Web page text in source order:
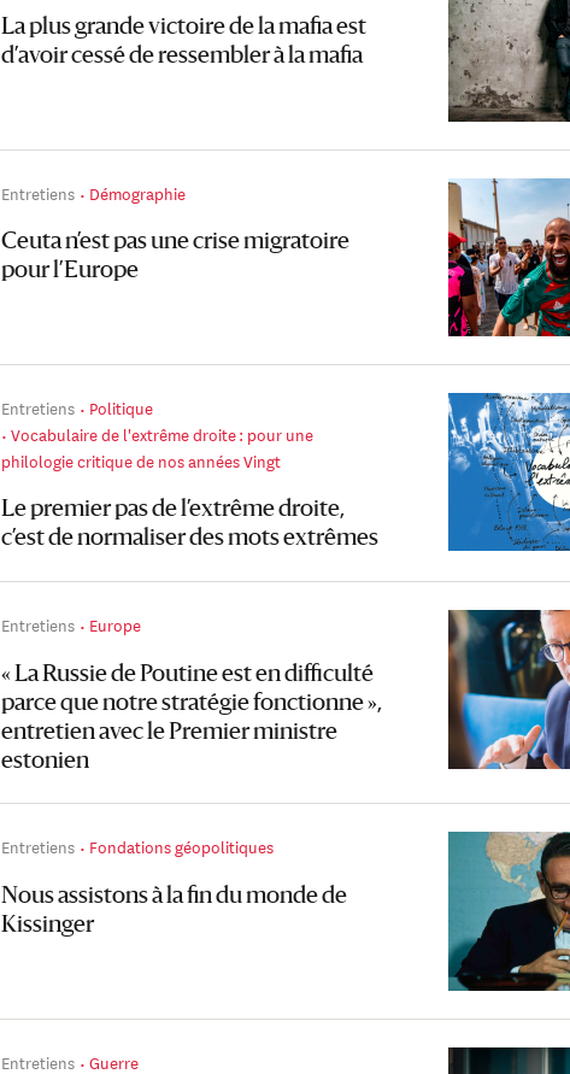
La plus grande victoire de la mafia est
d’avoir cessé de ressembler à la mafia
Entretiens Démographie
Ceuta n’est pas une crise migratoire
pour l’Europe
Entretiens
Politique
Vocabulaire de l'extrême droite : pour une
philologie critique de nos années Vingt
Le premier pas de l’extrême droite,
c’est de normaliser des mots extrêmes
Entretiens Europe
« La Russie de Poutine est en difficulté
parce que notre stratégie fonctionne »,
entretien avec le Premier ministre
estonien
Entretiens Fondations géopolitiques
Nous assistons à la fin du monde de
Kissinger
Entretiens Guerre